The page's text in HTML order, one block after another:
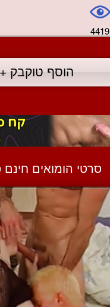
4419
הוסף טוקבק +
סרטי הומואים חינם